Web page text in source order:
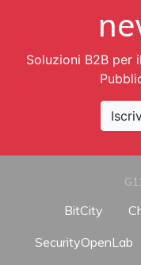
Soluzioni B2B per
BitCity
SecurityOpenLab